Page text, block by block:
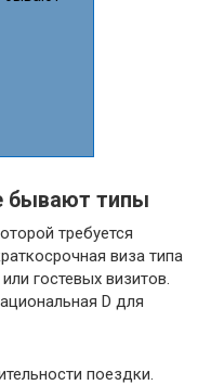
бывают типы
требуется
виза типа
гостевых визитов.
D для
поездки.